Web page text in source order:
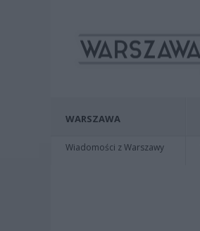
WARSZAWA
Wiadomości z Warszawy